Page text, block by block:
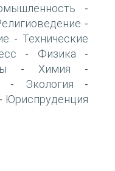
-
-
- Технические
- Физика -
- Химия -
- Экология -
- Юриспруденция